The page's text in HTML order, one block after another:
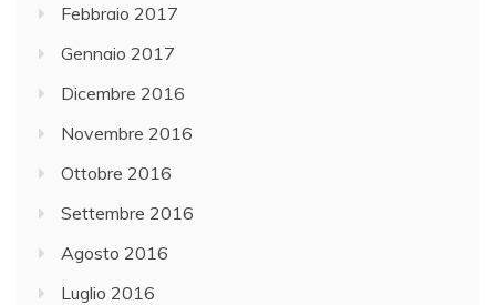
Febbraio 2017
Gennaio 2017
Dicembre 2016
Novembre 2016
Ottobre 2016
Settembre 2016
Agosto 2016
Luglio 2016